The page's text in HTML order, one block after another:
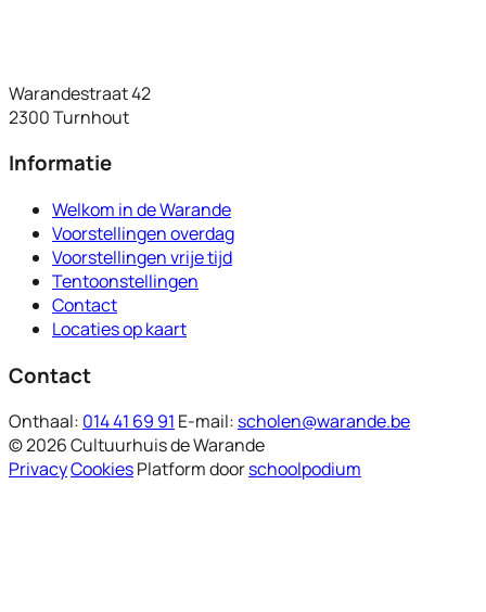
Warandestraat 42
2300 Turnhout
Informatie
Welkom in de Warande
Voorstellingen overdag
Voorstellingen vrije tijd
Tentoonstellingen
Contact
Locaties op kaart
Contact
Onthaal: 014 41 69 91 E-mail: scholen@warande.be
© 2026 Cultuurhuis de Warande
PrivacyCookiesPlatform doorschoolpodium